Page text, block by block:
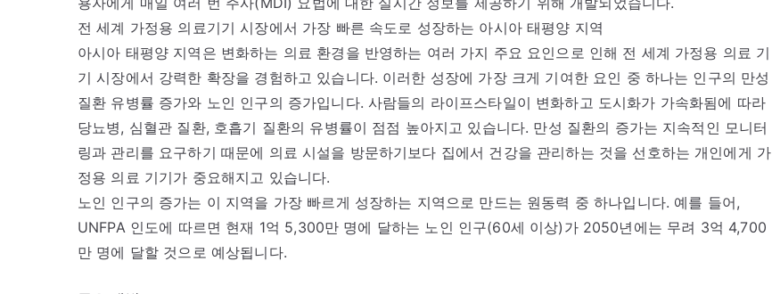
전 세계 가정용 의료기기 시장에서 가장 빠른 속도로 성장하는 아시아 태평양 지역
아시아 태평양 지역은 변화하는 의료 환경을 반영하는 여러 가지 주요 요인으로 인해 전 세계 가정용 의료 기
기 시장에서 강력한 확장을 경험하고 있습니다. 이러한 성장에 가장 크게 기여한 요인 중 하나는 인구의 만성
질환 유병률 증가와 노인 인구의 증가입니다. 사람들의 라이프스타일이 변화하고 도시화가 가속화됨에 따라
당뇨병, 심혈관 질환, 호흡기 질환의 유병률이 점점 높아지고 있습니다. 만성 질환의 증가는 지속적인 모니터
링과 관리를 요구하기 때문에 의료 시설을 방문하기보다 집에서 건강을 관리하는 것을 선호하는 개인에게 가
정용 의료 기기가 중요해지고 있습니다.
노인 인구의 증가는 이 지역을 가장 빠르게 성장하는 지역으로 만드는 원동력 중 하나입니다. 예를 들어,
UNFPA 인도에 따르면 현재 1억 5,300만 명에 달하는 노인 인구(60세 이상)가 2050년에는 무려 3억 4,700
만 명에 달할 것으로 예상됩니다.